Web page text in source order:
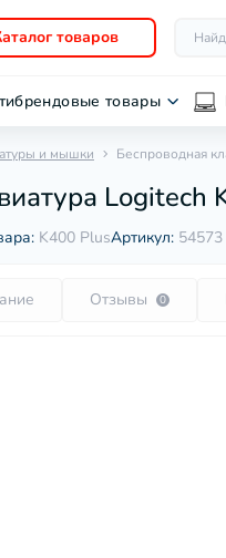
товаров
товары
и мышки Беспроводная
K400 PlusАртикул: 54573
Отзывы 0